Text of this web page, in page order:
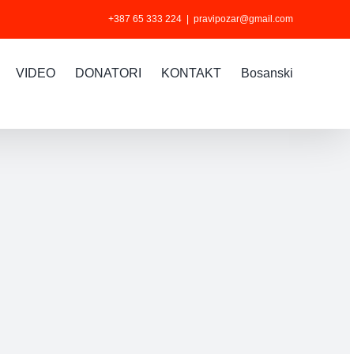
+387 65 333 224 pravipozar@gmail.com
VIDEO DONATORI KONTAKT Bosanski